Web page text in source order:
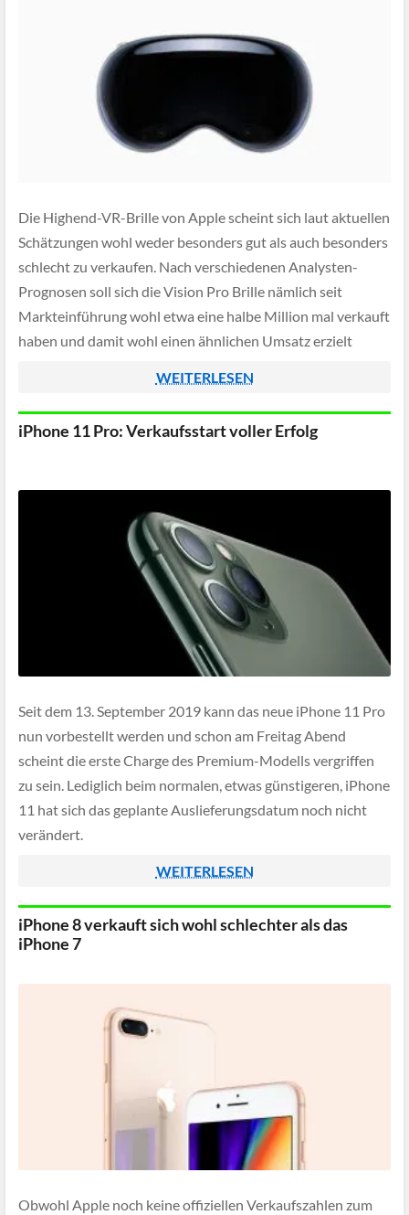
Die Highend-VR-Brille von Apple scheint sich laut aktuellen
Schätzungen wohl weder besonders gut als auch besonders
schlecht zu verkaufen. Nach verschiedenen Analysten-
Prognosen soll sich die Vision Pro Brille nämlich seit
Markteinführung wohl etwa eine halbe Million mal verkauft
haben und damit wohl einen ähnlichen Umsatz erzielt
WEITERLESEN
iPhone 11 Pro: Verkaufsstart voller Erfolg
Seit dem 13. September 2019 kann das neue iPhone 11 Pro
nun vorbestellt werden und schon am Freitag Abend
scheint die erste Charge des Premium-Modells vergriffen
zu sein. Lediglich beim normalen, etwas günstigeren, iPhone
11 hat sich das geplante Auslieferungsdatum noch nicht
verändert.
WEITERLESEN
iPhone 8 verkauft sich wohl schlechter als das
iPhone 7
Obwohl Apple noch keine offiziellen Verkaufszahlen zum